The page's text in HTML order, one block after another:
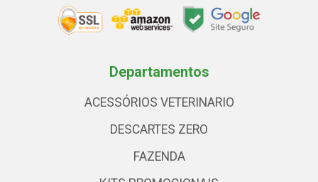
Departamentos
ACESSÓRIOS VETERINARIO
DESCARTES ZERO
FAZENDA